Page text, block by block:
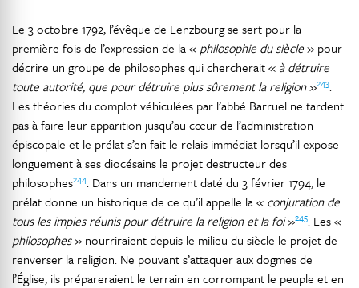
Le 3 octobre 1792, l’évêque de Lenzbourg se sert pour la
première fois de l’expression de la « philosophie du siècle» pour
décrire un groupe de philosophes qui chercherait « à détruire
toute autorité, que pour détruire plus sûrement la religion»243.
Les théories du complot véhiculées par l’abbé Barruel ne tardent
pas à faire leur apparition jusqu’au cœur de l’administration
épiscopale et le prélat s’en fait le relais immédiat lorsqu’il expose
longuement à ses diocésains le projet destructeur des
philosophes244. Dans un mandement daté du 3 février 1794, le
prélat donne un historique de ce qu’il appelle la « conjuration de
tous les impies réunis pour détruire la religion et la foi»245. Les «
philosophes» nourriraient depuis le milieu du siècle le projet de
renverser la religion. Ne pouvant s’attaquer aux dogmes de
l’Église, ils prépareraient le terrain en corrompant le peuple et en